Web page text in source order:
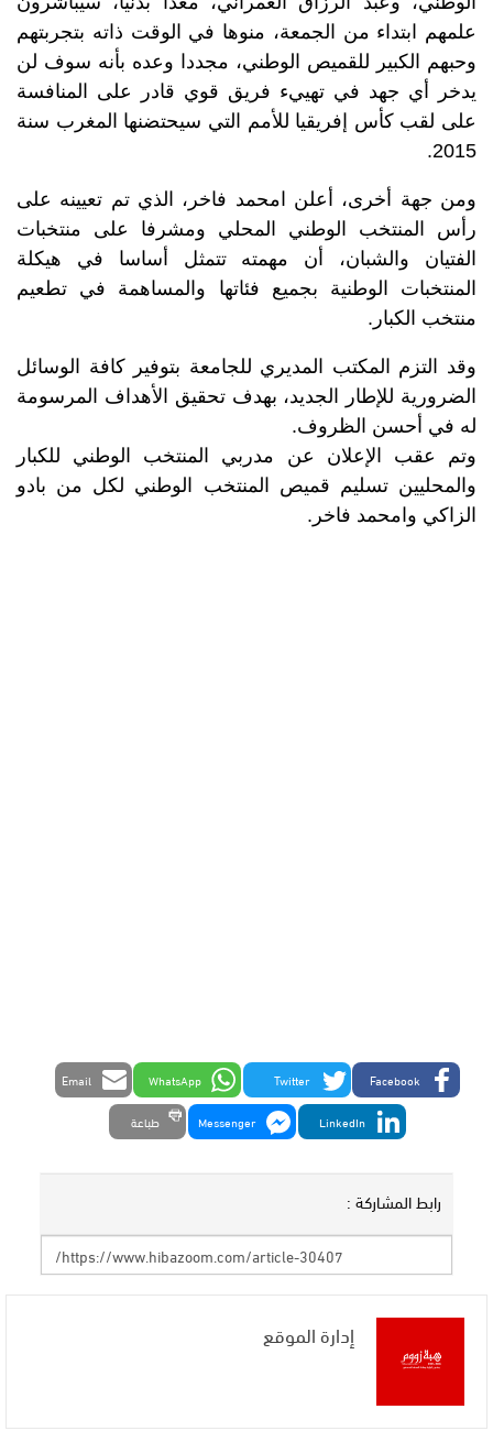
علمهم ابتداء من الجمعة، منوها في الوقت ذاته بتجربتهم
وحبهم الكبير للقميص الوطني، مجددا وعده بأنه سوف لن
يدخر أي جهد في تهييء فريق قوي قادر على المنافسة
على لقب كأس إفريقيا للأمم التي سيحتضنها المغرب سنة
2015.
ومن جهة أخرى، أعلن امحمد فاخر، الذي تم تعيينه على
رأس المنتخب الوطني المحلي ومشرفا على منتخبات
الفتيان والشبان، أن مهمته تتمثل أساسا في هيكلة
المنتخبات الوطنية بجميع فئاتها والمساهمة في تطعيم
منتخب الكبار.
وقد التزم المكتب المديري للجامعة بتوفير كافة الوسائل
الضرورية للإطار الجديد، بهدف تحقيق الأهداف المرسومة
له في أحسن الظروف.
وتم عقب الإعلان عن مدربي المنتخب الوطني للكبار
والمحليين تسليم قميص المنتخب الوطني لكل من بادو
الزاكي وامحمد فاخر.
Facebook
Twitter
WhatsApp
Email
LinkedIn
Messenger طباعة
رابط المشاركة :
إدارة الموقع